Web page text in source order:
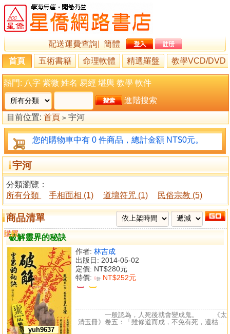
配送運費查詢
簡體
首頁
五術書籍 命理軟體 精選羅盤 教學VCD/DVD
熱門: 八字 紫微 姓名 易經 堪輿 教學 軟件
進階搜索
目前位置: 首頁 > 宇河
您的購物車中有 0 件商品，總計金額 NT$0元。
宇河
分類瀏覽：
所有分類
手相面相 (1) 道壇符咒 (1) 民俗宗教 (5)
商品清單
破解靈界的秘訣
yuh9637
作者: 林吉成
出版日: 2014-05-02
定價: NT$280元
特價: 9折 NT$252元
購買
比較
一般認為，人死後就會變成鬼。 《太
清玉冊》卷五：「雖修道而成，不免有死，遺枯...